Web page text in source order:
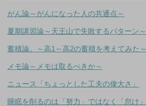
がん論～がんになった人の共通点～
夏期講習論～天王山で失敗するパターン～
蓄積論。～高1～高2の蓄積を考えてみた～
メモ論～メモは取るべきか～
ニュース「ちょっとした工夫の偉大さ」
睡眠を削るのは「努力」ではなく「怠け」